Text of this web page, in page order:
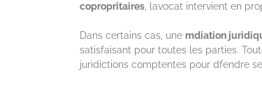
copropritaires , lavocat intervient en
Dans certains cas, une mdiation
satisfaisant pour toutes les parties.
juridictions comptentes pour dfendre